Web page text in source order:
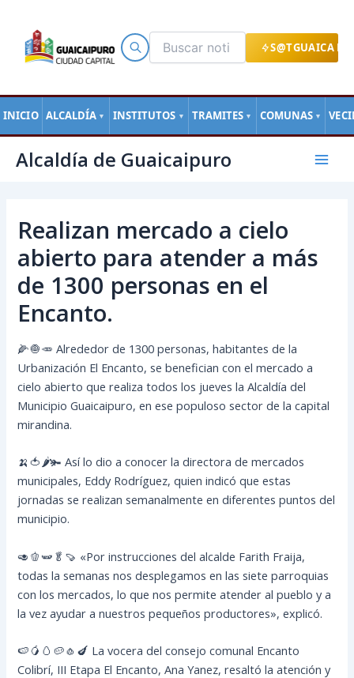
S@TGUAICA
INICIO ALCALDÍA ▼ INSTITUTOS ▼ TRAMITES ▼ COMUNAS ▼
contenido
Alcaldía de Guaicaipuro
Main
Realizan mercado a cielo
abierto para atender a más
de 1300 personas en el
Encanto.
🌽🧅🥕 Alrededor de 1300 personas, habitantes de la
Urbanización El Encanto, se benefician con el mercado a
cielo abierto que realiza todos los jueves la Alcaldía del
Municipio Guaicaipuro, en ese populoso sector de la capital
mirandina.
🍌🍅🌶️🫚 Así lo dio a conocer la directora de mercados
municipales, Eddy Rodríguez, quien indicó que estas
jornadas se realizan semanalmente en diferentes puntos del
municipio.
🥑🫑🫛🥬🍠 «Por instrucciones del alcalde Farith Fraija,
todas la semanas nos desplegamos en las siete parroquias
con los mercados, lo que nos permite atender al pueblo y a
la vez ayudar a nuestros pequeños productores», explicó.
🍉🥭🥚🥔🧄🍆 La vocera del consejo comunal Encanto
Colibrí, III Etapa El Encanto, Ana Yanez, resaltó la atención y
de